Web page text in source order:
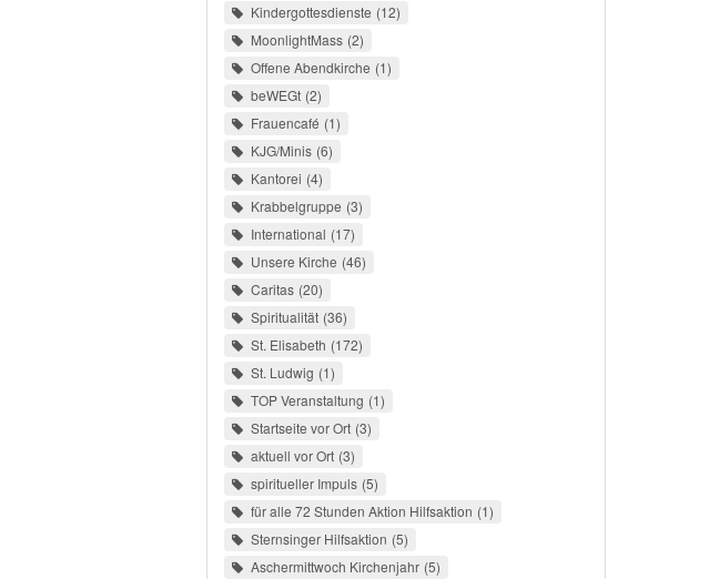
Kindergottesdienste 12
MoonlightMass 2
Offene Abendkirche 1
beWEGt 2
Frauencafé 1
KJG/Minis 6
Kantorei 4
Krabbelgruppe 3
International 17
Unsere Kirche 46
Caritas 20
Spiritualität 36
St. Elisabeth 172
St. Ludwig 1
TOP Veranstaltung 1
Startseite vor Ort 3
aktuell vor Ort 3
spiritueller Impuls 5
für alle 72 Stunden Aktion Hilfsaktion 1
Sternsinger Hilfsaktion 5
Aschermittwoch Kirchenjahr 5